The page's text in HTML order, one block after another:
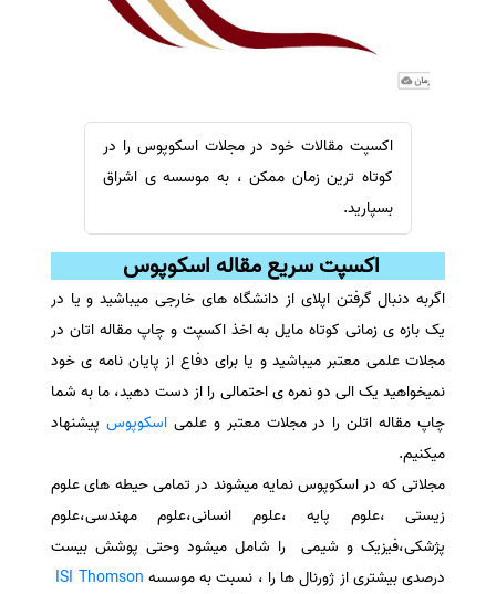
مشاهده همه زبان ها
سفارش پارافریز
سفارش فرمت‌بندی
سفارش کاهش کمیت
سفارش معرفی مجله
سفارش معرفی مقاله
سفارش معرفی کتاب
سفارش چکیده مبسوط
سفارش ترجمه مولتی‌مدیا
سفارش گویندگی
سفارش تولید محتوا
سفارش ترجمه همزمان
سفارش چکیده گرافیکی
سفارش تهیه کاورلتر
سفارش انگیزه‌نامه‌SOP
اکسپت مقالات خود در مجلات اسکوپوس را در
کوتاه ترین زمان ممکن ، به موسسه ی اشراق
بسپارید.
اکسپت سریع مقاله اسکوپوس
اگربه دنبال گرفتن اپلای از دانشگاه های خارجی میباشید و یا در
یک بازه ی زمانی کوتاه مایل به اخذ اکسپت و چاپ مقاله اتان در
مجلات علمی معتبر میباشید و یا برای دفاع از پایان نامه ی خود
نمیخواهید یک الی دو نمره ی احتمالی را از دست دهید، ما به شما
چاپ مقاله اتلن را در مجلات معتبر و علمی اسکوپوس پیشنهاد
میکنیم.
مجلاتی که در اسکوپوس نمایه میشوند در تمامی حیطه های علوم
زیستی ،علوم پایه ،علوم انسانی،علوم مهندسی،علوم
پژشکی،فیزیک و شیمی را شامل میشود وحتی پوشش بیست
درصدی بیشتری از ژورنال ها را ، نسبت به موسسه ISI Thomson